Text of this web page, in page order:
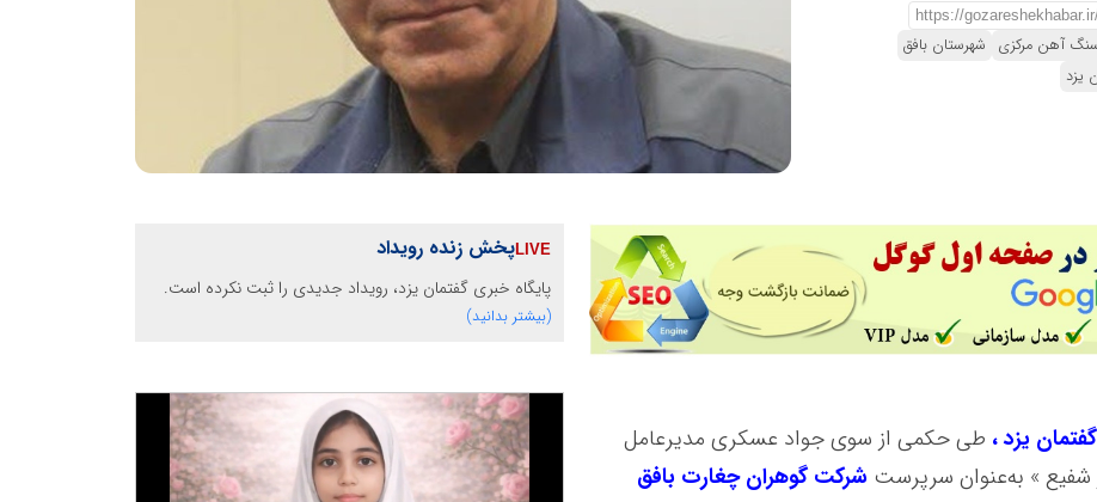
آهن مرکزی شهرستان بافق
یزد
گفتمان یزد ، طی حکمی از سوی جواد عسکری مدیرعامل
» به‌عنوان سرپرست شرکت گوهران چغارت بافق
پخش زنده رویداد
پایگاه خبری گفتمان یزد، رویداد جدیدی را ثبت نکرده است.
(بیشتر بدانید)